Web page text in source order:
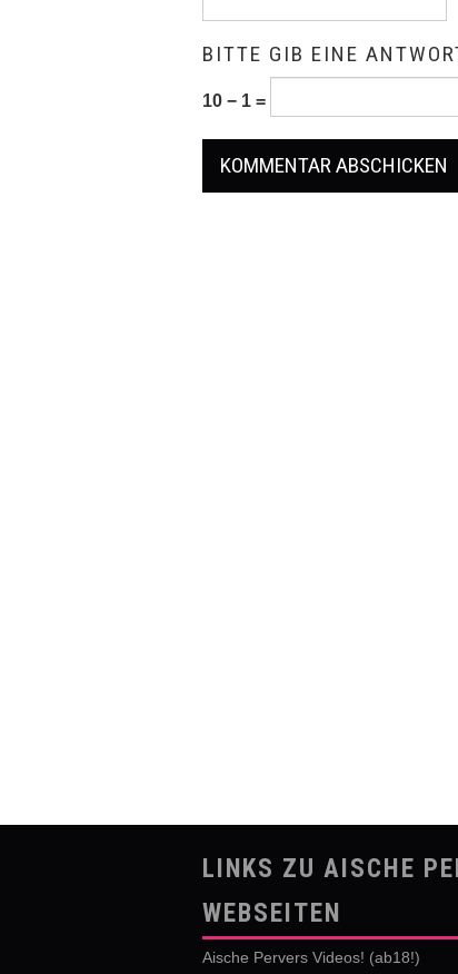
BITTE GIB EINE
10 − 1 =
LINKS ZU AISCHE
WEBSEITEN
Aische Pervers Videos! (ab18!)